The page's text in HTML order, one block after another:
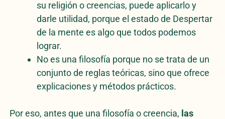
su religión o creencias, puede aplicarlo y
darle utilidad, porque el estado de Despertar
de la mente es algo que todos podemos
lograr.
No es una filosofía porque no se trata de un
conjunto de reglas teóricas, sino que ofrece
explicaciones y métodos prácticos.
Por eso, antes que una filosofía o creencia, las